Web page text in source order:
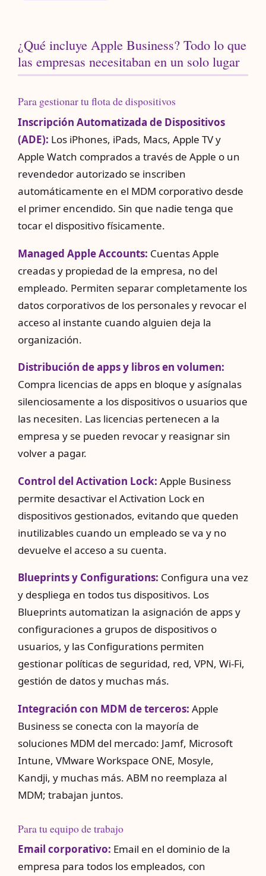
¿Qué incluye Apple Business? Todo lo que
las empresas necesitaban en un solo lugar
Para gestionar tu flota de dispositivos
Inscripción Automatizada de Dispositivos
(ADE): Los iPhones, iPads, Macs, Apple TV y
Apple Watch comprados a través de Apple o un
revendedor autorizado se inscriben
automáticamente en el MDM corporativo desde
el primer encendido. Sin que nadie tenga que
tocar el dispositivo físicamente.
Managed Apple Accounts: Cuentas Apple
creadas y propiedad de la empresa, no del
empleado. Permiten separar completamente los
datos corporativos de los personales y revocar el
acceso al instante cuando alguien deja la
organización.
Distribución de apps y libros en volumen:
Compra licencias de apps en bloque y asígnalas
silenciosamente a los dispositivos o usuarios que
las necesiten. Las licencias pertenecen a la
empresa y se pueden revocar y reasignar sin
volver a pagar.
Control del Activation Lock: Apple Business
permite desactivar el Activation Lock en
dispositivos gestionados, evitando que queden
inutilizables cuando un empleado se va y no
devuelve el acceso a su cuenta.
Blueprints y Configurations: Configura una vez
y despliega en todos tus dispositivos. Los
Blueprints automatizan la asignación de apps y
configuraciones a grupos de dispositivos o
usuarios, y las Configurations permiten
gestionar políticas de seguridad, red, VPN, Wi-Fi,
gestión de datos y muchas más.
Integración con MDM de terceros: Apple
Business se conecta con la mayoría de
soluciones MDM del mercado: Jamf, Microsoft
Intune, VMware Workspace ONE, Mosyle,
Kandji, y muchas más. ABM no reemplaza al
MDM; trabajan juntos.
Para tu equipo de trabajo
Email corporativo: Email en el dominio de la
empresa para todos los empleados, con